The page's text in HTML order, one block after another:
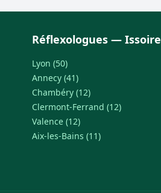
Réflexologues — Issoire
Lyon (50)
Annecy (41)
Chambéry (12)
Clermont-Ferrand (12)
Valence (12)
Aix-les-Bains (11)